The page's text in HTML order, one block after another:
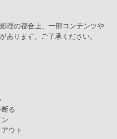
理の都合上、一部コンテンツや
あります。ご了承ください。
る
ウト